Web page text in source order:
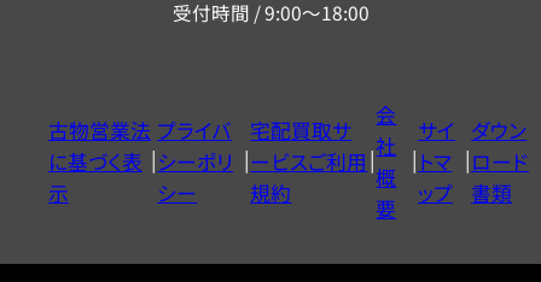
ー
ヤ
ル
0120604117
受付時間 / 9:00～18:00
古物営業法
に基づく表
示
プライバ
シーポリ
シー
宅配買取サ
ービスご利用
規約
会
社
概
要
サイ
トマ
ップ
ダウン
ロード
書類